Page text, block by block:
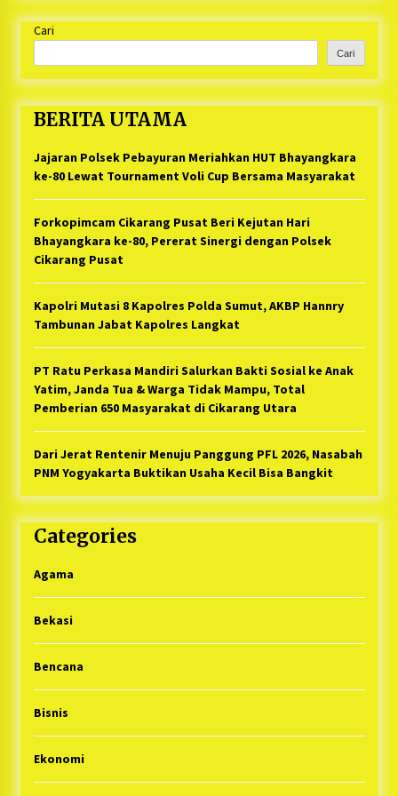
Cari
Cari
BERITA UTAMA
Jajaran Polsek Pebayuran Meriahkan HUT Bhayangkara
ke-80 Lewat Tournament Voli Cup Bersama Masyarakat
Forkopimcam Cikarang Pusat Beri Kejutan Hari
Bhayangkara ke-80, Pererat Sinergi dengan Polsek
Cikarang Pusat
Kapolri Mutasi 8 Kapolres Polda Sumut, AKBP Hannry
Tambunan Jabat Kapolres Langkat
PT Ratu Perkasa Mandiri Salurkan Bakti Sosial ke Anak
Yatim, Janda Tua & Warga Tidak Mampu, Total
Pemberian 650 Masyarakat di Cikarang Utara
Dari Jerat Rentenir Menuju Panggung PFL 2026, Nasabah
PNM Yogyakarta Buktikan Usaha Kecil Bisa Bangkit
Categories
Agama
Bekasi
Bencana
Bisnis
Ekonomi